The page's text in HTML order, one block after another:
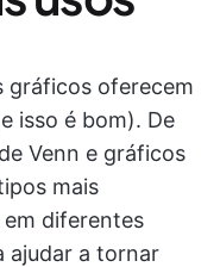
gráficos oferecem
isso é bom). De
Venn e gráficos
mais
em diferentes
ajudar a tornar